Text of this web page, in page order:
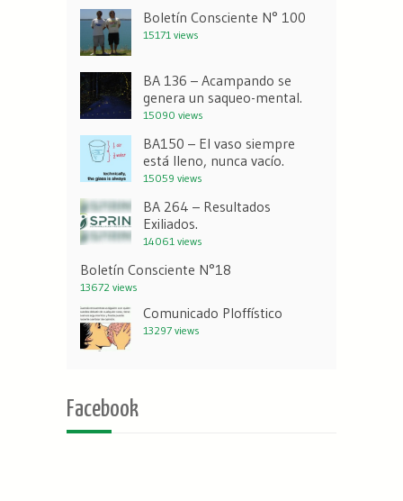
Boletín Consciente N° 100
15171 views
BA 136 – Acampando se
genera un saqueo-mental.
15090 views
BA150 – El vaso siempre
está lleno, nunca vacío.
15059 views
BA 264 – Resultados
Exiliados.
14061 views
Boletín Consciente N°18
13672 views
Comunicado Ploffístico
13297 views
Facebook